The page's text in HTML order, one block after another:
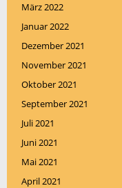
März 2022
Januar 2022
Dezember 2021
November 2021
Oktober 2021
September 2021
Juli 2021
Juni 2021
Mai 2021
April 2021